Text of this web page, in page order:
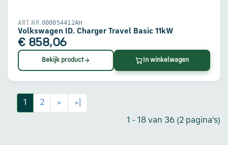
ART.NR.000054412AH
Volkswagen ID. Charger Travel Basic 11kW
€ 858,06
Bekijk product In winkelwagen
1 2 > >|
1 - 18 van 36 (2 pagina's)